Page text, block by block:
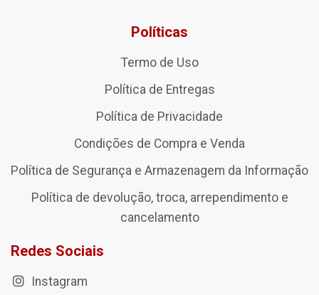
Políticas
Termo de Uso
Política de Entregas
Política de Privacidade
Condições de Compra e Venda
Política de Segurança e Armazenagem da Informação
Política de devolução, troca, arrependimento e
cancelamento
Redes Sociais
Instagram